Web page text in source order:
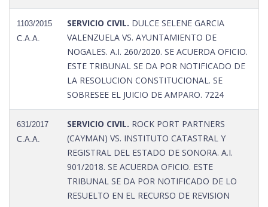
1103/2015
C.A.A.
SERVICIO CIVIL. DULCE SELENE GARCIA
VALENZUELA VS. AYUNTAMIENTO DE
NOGALES. A.I. 260/2020. SE ACUERDA OFICIO.
ESTE TRIBUNAL SE DA POR NOTIFICADO DE
LA RESOLUCION CONSTITUCIONAL. SE
SOBRESEE EL JUICIO DE AMPARO. 7224
631/2017
C.A.A.
SERVICIO CIVIL. ROCK PORT PARTNERS
(CAYMAN) VS. INSTITUTO CATASTRAL Y
REGISTRAL DEL ESTADO DE SONORA. A.I.
901/2018. SE ACUERDA OFICIO. ESTE
TRIBUNAL SE DA POR NOTIFICADO DE LO
RESUELTO EN EL RECURSO DE REVISION